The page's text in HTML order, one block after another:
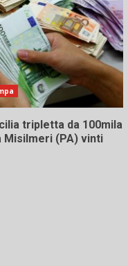
tripletta da 100mila
Misilmeri (PA) vinti